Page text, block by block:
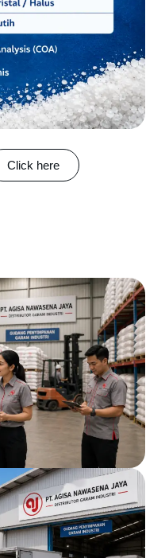
Click here